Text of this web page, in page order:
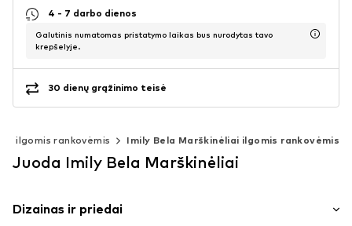
4 - 7 darbo dienos
Galutinis numatomas pristatymo laikas bus nurodytas tavo
krepšelyje.
30 dienų grąžinimo teisė
ilgomis rankovėmis Imily Bela Marškinėliai ilgomis rankovėmis
Juoda Imily Bela Marškinėliai
Dizainas ir priedai